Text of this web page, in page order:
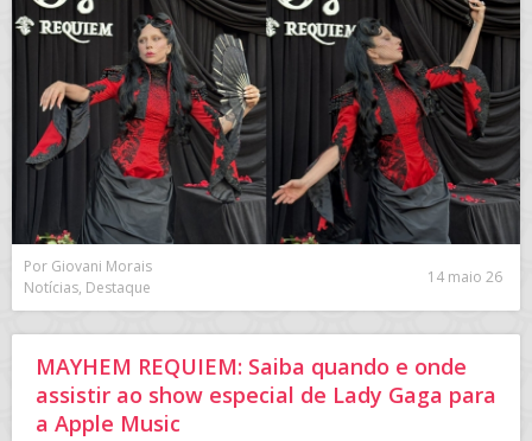
Por Giovani Morais
Notícias, Destaque
14 maio 26
MAYHEM REQUIEM: Saiba quando e onde
assistir ao show especial de Lady Gaga para
a Apple Music